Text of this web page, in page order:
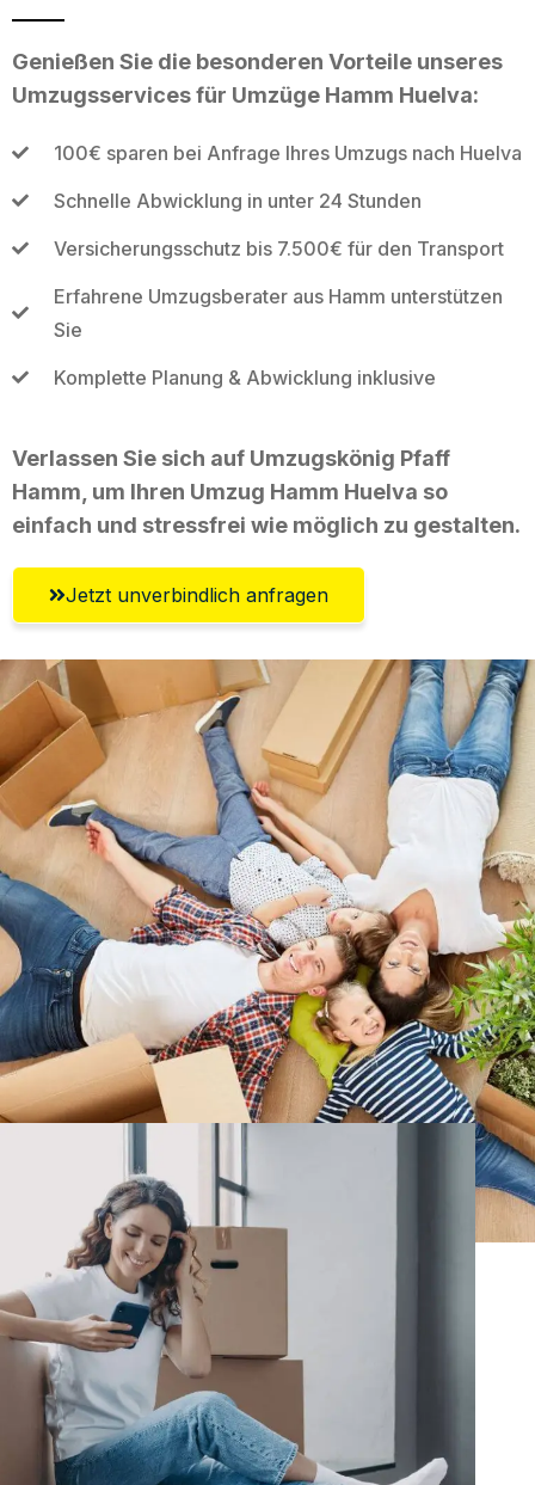
Genießen Sie die besonderen Vorteile unseres
Umzugsservices für Umzüge Hamm Huelva:
100€ sparen bei Anfrage Ihres Umzugs nach Huelva
Schnelle Abwicklung in unter 24 Stunden
Versicherungsschutz bis 7.500€ für den Transport
Erfahrene Umzugsberater aus Hamm unterstützen
Sie
Komplette Planung & Abwicklung inklusive
Verlassen Sie sich auf Umzugskönig Pfaff
Hamm, um Ihren Umzug Hamm Huelva so
einfach und stressfrei wie möglich zu gestalten.
Jetzt unverbindlich anfragen